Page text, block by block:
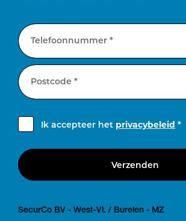
Telefoonnummer *
Postcode *
Ik accepteer het privacybeleid *
Verzenden
SecurCo BV - West-Vl. / Burelen - MZ